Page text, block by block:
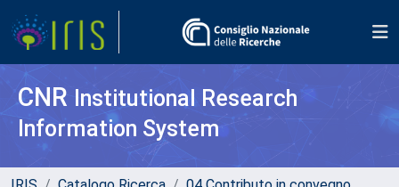
CNR Institutional Research
Information System